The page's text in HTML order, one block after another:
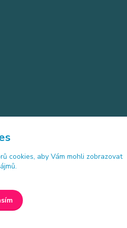
cookies, aby Vám mohli zobrazovat